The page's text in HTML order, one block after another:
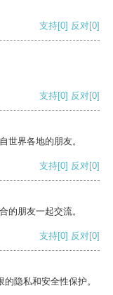
支持[0] 反对[0]
支持[0] 反对[0]
世界各地的朋友。
支持[0] 反对[0]
的朋友一起交流。
支持[0] 反对[0]
隐私和安全性保护。